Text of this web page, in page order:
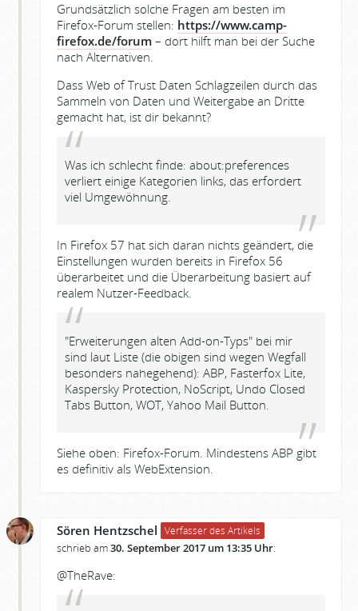
Grundsätzlich solche Fragen am besten im
Firefox-Forum stellen: https://www.camp-
firefox.de/forum – dort hilft man bei der Suche
nach Alternativen.
Dass Web of Trust Daten Schlagzeilen durch das
Sammeln von Daten und Weitergabe an Dritte
gemacht hat, ist dir bekannt?
Was ich schlecht finde: about:preferences
verliert einige Kategorien links, das erfordert
viel Umgewöhnung.
In Firefox 57 hat sich daran nichts geändert, die
Einstellungen wurden bereits in Firefox 56
überarbeitet und die Überarbeitung basiert auf
realem Nutzer-Feedback.
"Erweiterungen alten Add-on-Typs" bei mir
sind laut Liste (die obigen sind wegen Wegfall
besonders nahegehend): ABP, Fasterfox Lite,
Kaspersky Protection, NoScript, Undo Closed
Tabs Button, WOT, Yahoo Mail Button.
Siehe oben: Firefox-Forum. Mindestens ABP gibt
es definitiv als WebExtension.
Sören Hentzschel Verfasser des Artikels
schrieb am30. September 2017 um 13:35 Uhr:
@TheRave: